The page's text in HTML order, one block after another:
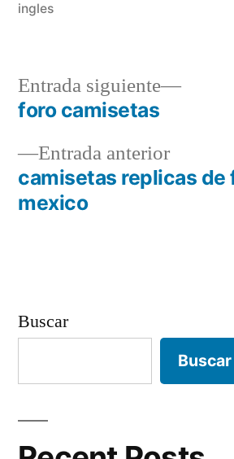
ingles
Navegación
de
entradas
Entrada anteriorEntrada
camisetas replicas de
mexico
Entrada siguiente
Entrada
foro camisetas
Buscar
Buscar